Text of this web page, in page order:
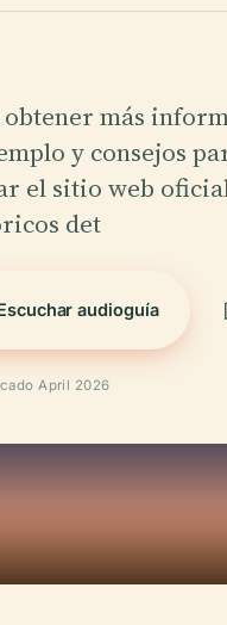
obtener más
y consejos
el sitio web
det
audioguía
April 2026